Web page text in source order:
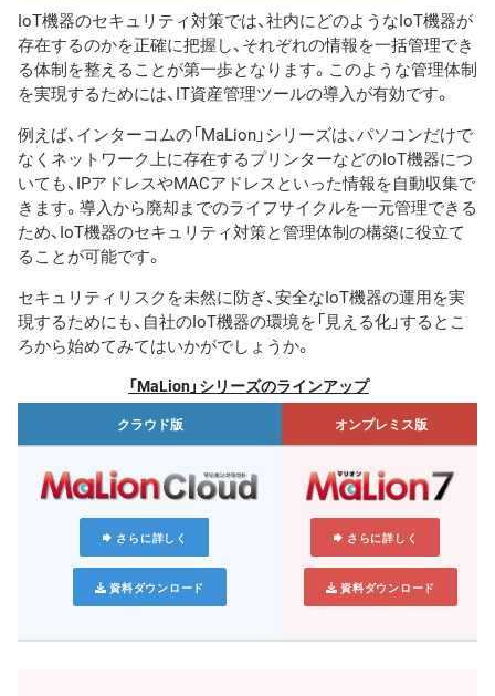
IoT機器のセキュリティ対策では、社内にどのようなIoT機器が
存在するのかを正確に把握し、それぞれの情報を一括管理でき
る体制を整えることが第一歩となります。このような管理体制
を実現するためには、IT資産管理ツールの導入が有効です。
例えば、インターコムの「MaLion」シリーズは、パソコンだけで
なくネットワーク上に存在するプリンターなどのIoT機器につ
いても、IPアドレスやMACアドレスといった情報を自動収集で
きます。導入から廃却までのライフサイクルを一元管理できる
ため、IoT機器のセキュリティ対策と管理体制の構築に役立て
ることが可能です。
セキュリティリスクを未然に防ぎ、安全なIoT機器の運用を実
現するためにも、自社のIoT機器の環境を「見える化」するとこ
ろから始めてみてはいかがでしょうか。
「MaLion」シリーズのラインアップ
クラウド版 オンプレミス版
さらに詳しく
資料ダウンロード
さらに詳しく
資料ダウンロード